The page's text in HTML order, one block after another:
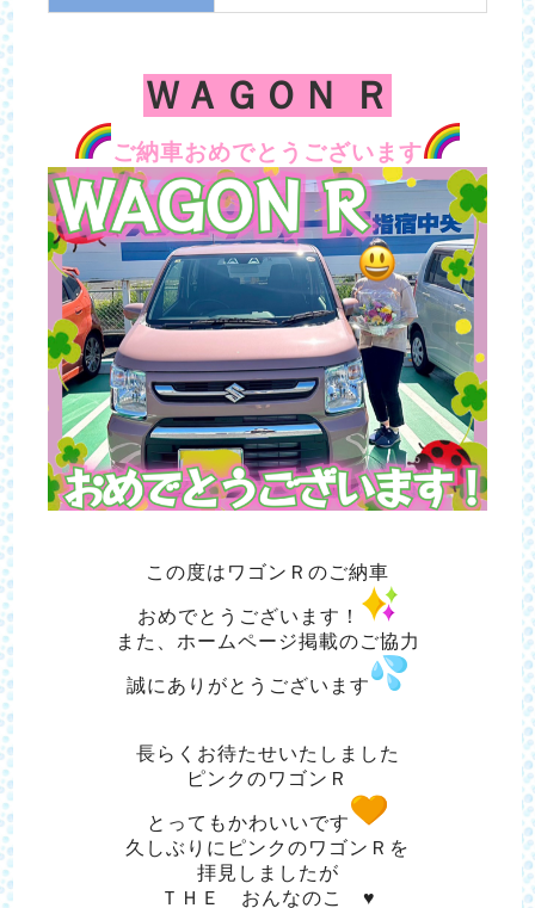
ＷＡＧＯＮ Ｒ
ご納車おめでとうございます
この度はワゴンＲのご納車
おめでとうございます！
また、ホームページ掲載のご協力
誠にありがとうございます
長らくお待たせいたしました
ピンクのワゴンＲ
とってもかわいいです
久しぶりにピンクのワゴンＲを
拝見しましたが
ＴＨＥ おんなのこ ♥